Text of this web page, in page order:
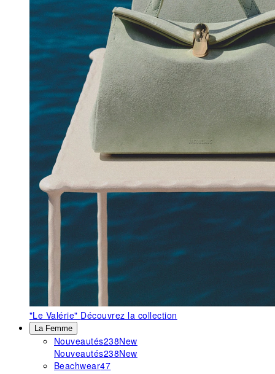
"Le Valérie" Découvrez la collection
La Femme
Nouveautés238New
Nouveautés238New
Beachwear47